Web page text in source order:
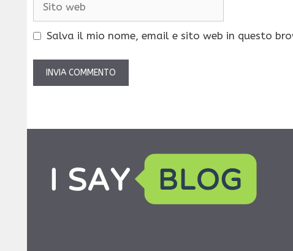
Salva il mio nome, email e sito web in questo